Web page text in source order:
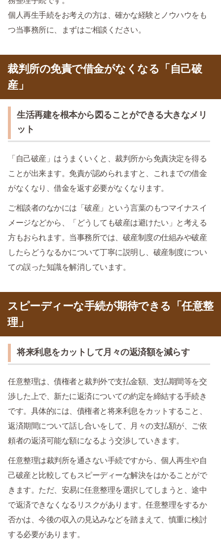
個人再生手続をお考えの方は、確かな経験とノウハウをも
つ当事務所に、まずはご相談ください。
裁判所の免責で借金がなくなる「自己破
産」
生活再建を根本から図ることができる大きなメリ
ット
「自己破産」はうまくいくと、裁判所から免責決定を得る
ことが出来ます。免責が認められますと、これまでの借金
がなくなり、借金を返す必要がなくなります。
ご相談者のなかには「破産」という言葉のもつマイナスイ
メージなどから、「どうしても破産は避けたい」と考える
方もおられます。当事務所では、破産制度の仕組みや破産
したらどうなるかについて丁寧に説明し、破産制度につい
ての誤った知識を解消しています。
スピーディーな手続が期待できる「任意整
理」
将来利息をカットして月々の返済額を減らす
任意整理は、債権者と裁判外で支払金額、支払期間等を交
渉した上で、新たに返済についての約定を締結する手続き
です。具体的には、債権者と将来利息をカットすること、
返済期間について話し合いをして、月々の支払額が、ご依
頼者の返済可能な額になるよう交渉していきます。
任意整理は裁判所を通さない手続ですから、個人再生や自
己破産と比較してもスピーディーな解決をはかることがで
きます。ただ、安易に任意整理を選択してしまうと、途中
で返済できなくなるリスクがあります。任意整理をするか
否かは、今後の収入の見込みなどを踏まえて、慎重に検討
する必要があります。